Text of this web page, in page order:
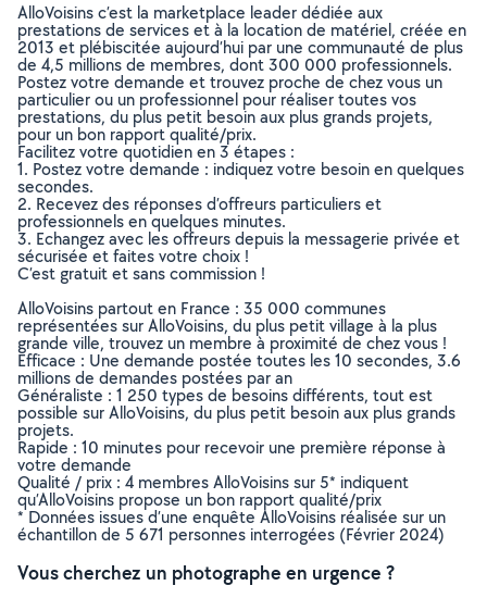
AlloVoisins c’est la marketplace leader dédiée aux
prestations de services et à la location de matériel, créée en
2013 et plébiscitée aujourd’hui par une communauté de plus
de 4,5 millions de membres, dont 300 000 professionnels.
Postez votre demande et trouvez proche de chez vous un
particulier ou un professionnel pour réaliser toutes vos
prestations, du plus petit besoin aux plus grands projets,
pour un bon rapport qualité/prix.
Facilitez votre quotidien en 3 étapes :
1. Postez votre demande : indiquez votre besoin en quelques
secondes.
2. Recevez des réponses d’offreurs particuliers et
professionnels en quelques minutes.
3. Echangez avec les offreurs depuis la messagerie privée et
sécurisée et faites votre choix !
C’est gratuit et sans commission !
AlloVoisins partout en France : 35 000 communes
représentées sur AlloVoisins, du plus petit village à la plus
grande ville, trouvez un membre à proximité de chez vous !
Efficace : Une demande postée toutes les 10 secondes, 3.6
millions de demandes postées par an
Généraliste : 1 250 types de besoins différents, tout est
possible sur AlloVoisins, du plus petit besoin aux plus grands
projets.
Rapide : 10 minutes pour recevoir une première réponse à
votre demande
Qualité / prix : 4 membres AlloVoisins sur 5* indiquent
qu’AlloVoisins propose un bon rapport qualité/prix
* Données issues d’une enquête AlloVoisins réalisée sur un
échantillon de 5 671 personnes interrogées (Février 2024)
Vous cherchez un photographe en urgence ?